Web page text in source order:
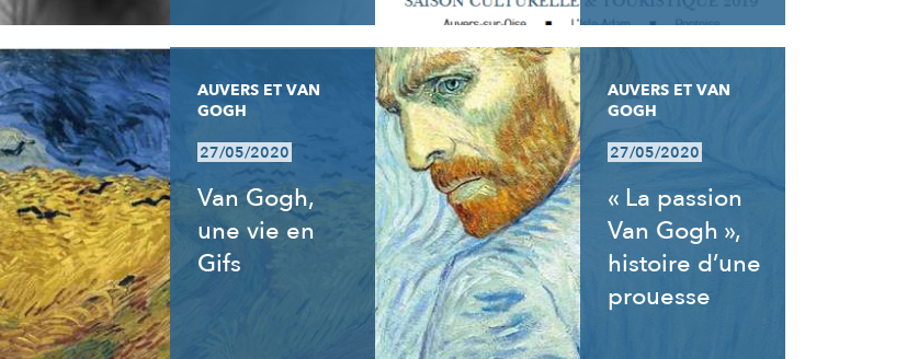
AUVERS ET VAN
GOGH
27/05/2020
Van Gogh,
une vie en
Gifs
AUVERS ET VAN
GOGH
27/05/2020
« La passion
Van Gogh »,
histoire d’une
prouesse